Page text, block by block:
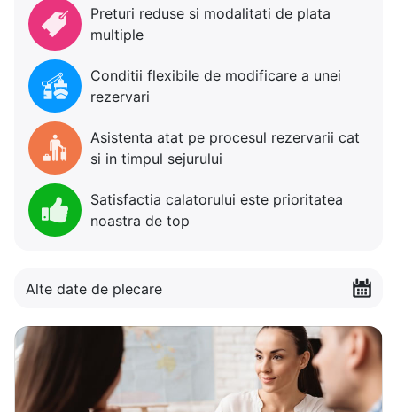
Preturi reduse si modalitati de plata
multiple
Conditii flexibile de modificare a unei
rezervari
Asistenta atat pe procesul rezervarii cat
si in timpul sejurului
Satisfactia calatorului este prioritatea
noastra de top
Alte date de plecare